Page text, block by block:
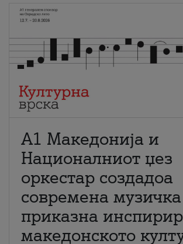
А1 Македонија и
Националниот џез
оркестар создадоа
современа музичка
приказна
македонското